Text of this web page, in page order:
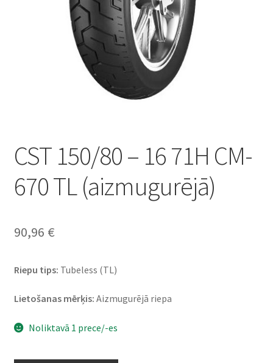
CST 150/80 – 16 71H CM-
670 TL (aizmugurējā)
90,96 €
Riepu tips: Tubeless (TL)
Lietošanas mērķis: Aizmugurējā riepa
Noliktavā 1 prece/-es